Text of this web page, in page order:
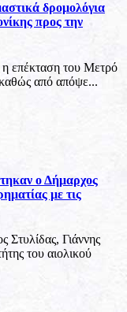
δρομολόγια
προς την
η επέκταση του Μετρό
από απόψε...
ο Δήμαρχος
με τις
Στυλίδας, Γιάννης
του αιολικού